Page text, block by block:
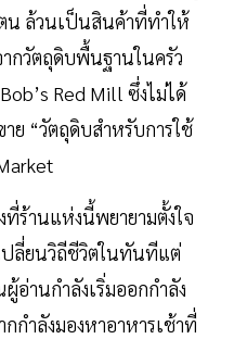
น ล้วนเป็นสินค้าที่ทำให้
กวัตถุดิบพื้นฐานในครัว
Red Mill ซึ่งไม่ได้
ย “วัตถุดิบสำหรับการใช้
ร้านแห่งนี้พยายามตั้งใจ
ลี่ยนวิถีชีวิตในทันทีแต่
อ่านกำลังเริ่มออกกำลัง
กำลังมองหาอาหารเช้าที่